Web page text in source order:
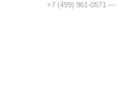
+7 (499) 961-0571 —